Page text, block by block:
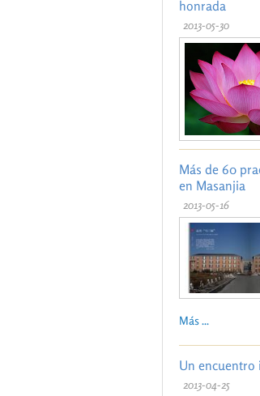
honrada
2013-05-30
Más de 60
en Masanjia
2013-05-16
Más ...
Un encuentro
2013-04-25